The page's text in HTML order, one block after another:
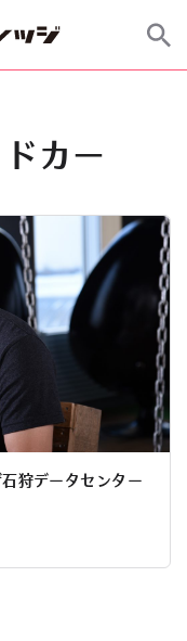
カー
狩データセンター